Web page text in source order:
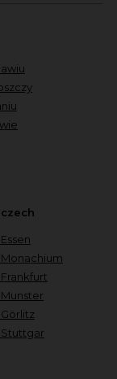
Monachium
Stuttgar